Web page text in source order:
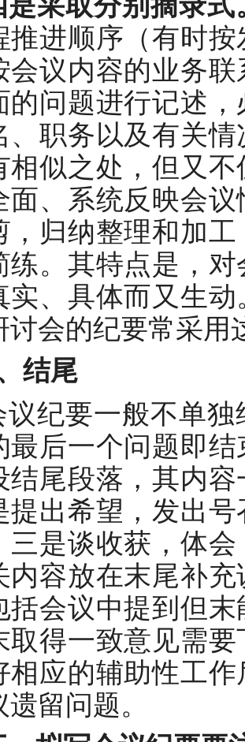
推进顺序（有时
会议内容的业务
的问题进行记述
、职务以及有关
相似之处，但又
面、系统反映会
，归纳整理和加
练。其特点是，
实、具体而又生
讨会的纪要常采用
结尾
议纪要一般不单
最后一个问题即
结尾段落，其内
提出希望，发出
三是谈收获，体
内容放在末尾补
括会议中提到但
取得一致意见需
相应的辅助性工
留问题。